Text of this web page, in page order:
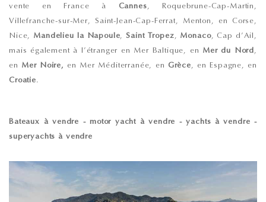
vente en France à Cannes , Roquebrune-Cap-Martin,
Villefranche-sur-Mer, Saint-Jean-Cap-Ferrat, Menton, en Corse,
Nice, Mandelieu la Napoule ,Saint Tropez Monaco, Cap d’Ail,
mais également à l’étranger en Mer Baltique, en Mer du Nord
en Mer Noire, en Mer Méditerranée, en Grèce , en Espagne, en
Croatie.
Bateaux à vendre - motor yacht à vendre - yachts à vendre -
superyachts à vendre